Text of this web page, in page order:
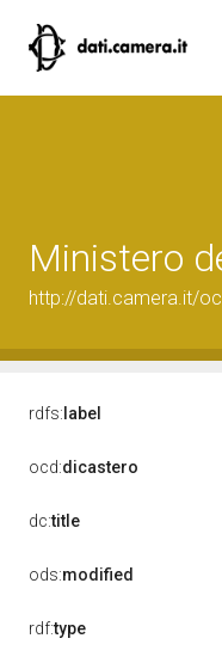
Ministero
http://dati.camera.it/
rdfs: label
ocd:dicastero
dc:title
ods:modified
rdf:type